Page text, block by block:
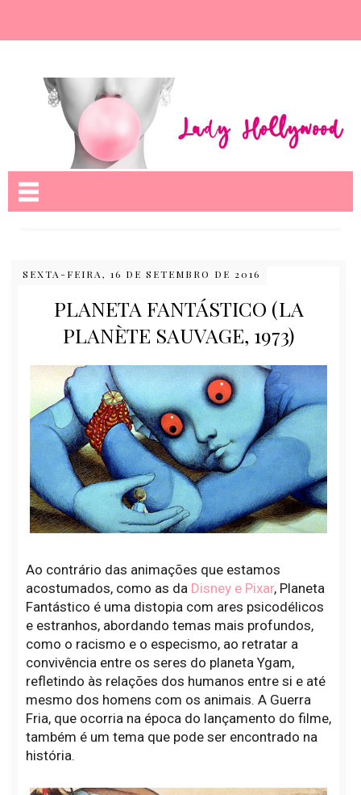
SEXTA-FEIRA, 16 DE SETEMBRO DE 2016
PLANETA FANTÁSTICO (LA
PLANÈTE SAUVAGE, 1973)
Ao contrário das animações que estamos
acostumados, como as da Disney e Pixar, Planeta
Fantástico é uma distopia com ares psicodélicos
e estranhos, abordando temas mais profundos,
como o racismo e o especismo, ao retratar a
convivência entre os seres do planeta Ygam,
refletindo às relações dos humanos entre si e até
mesmo dos homens com os animais. A Guerra
Fria, que ocorria na época do lançamento do filme,
também é um tema que pode ser encontrado na
história.